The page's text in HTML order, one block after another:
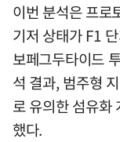
이번 분석은 프
기저 상태가 F1
보페그두타이드
석 결과, 범주형
로 유의한 섬유화
했다.